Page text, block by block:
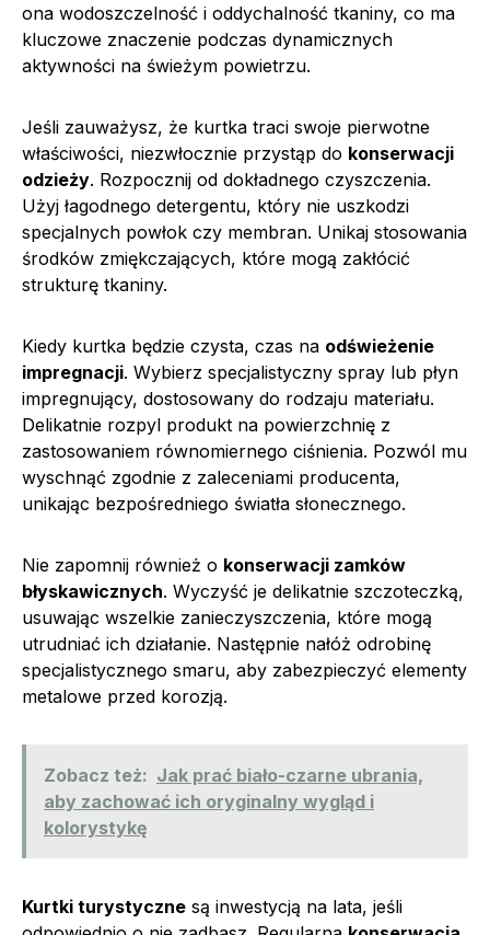
ona wodoszczelność i oddychalność tkaniny, co ma
kluczowe znaczenie podczas dynamicznych
aktywności na świeżym powietrzu.
Jeśli zauważysz, że kurtka traci swoje pierwotne
właściwości, niezwłocznie przystąp do konserwacji
odzieży. Rozpocznij od dokładnego czyszczenia.
Użyj łagodnego detergentu, który nie uszkodzi
specjalnych powłok czy membran. Unikaj stosowania
środków zmiękczających, które mogą zakłócić
strukturę tkaniny.
Kiedy kurtka będzie czysta, czas na odświeżenie
impregnacji. Wybierz specjalistyczny spray lub płyn
impregnujący, dostosowany do rodzaju materiału.
Delikatnie rozpyl produkt na powierzchnię z
zastosowaniem równomiernego ciśnienia. Pozwól mu
wyschnąć zgodnie z zaleceniami producenta,
unikając bezpośredniego światła słonecznego.
Nie zapomnij również o konserwacji zamków
błyskawicznych. Wyczyść je delikatnie szczoteczką,
usuwając wszelkie zanieczyszczenia, które mogą
utrudniać ich działanie. Następnie nałóż odrobinę
specjalistycznego smaru, aby zabezpieczyć elementy
metalowe przed korozją.
Zobacz też: Jak prać biało-czarne ubrania,
aby zachować ich oryginalny wygląd i
kolorystykę
Kurtki turystyczne są inwestycją na lata, jeśli